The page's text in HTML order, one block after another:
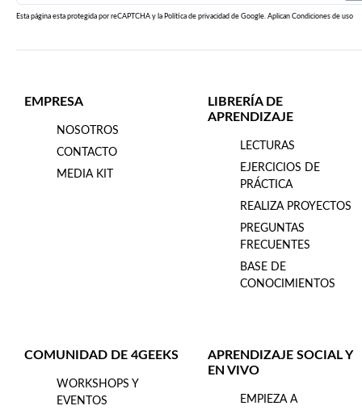
Esta página esta protegida por reCAPTCHA y la Política de privacidad de Google. Aplican Condiciones de uso
EMPRESA
NOSOTROS
CONTACTO
MEDIA KIT
LIBRERÍA DE
APRENDIZAJE
LECTURAS
EJERCICIOS DE
PRÁCTICA
REALIZA PROYECTOS
PREGUNTAS
FRECUENTES
BASE DE
CONOCIMIENTOS
COMUNIDAD DE 4GEEKS
WORKSHOPS Y
EVENTOS
APRENDIZAJE SOCIAL Y
EN VIVO
EMPIEZA A